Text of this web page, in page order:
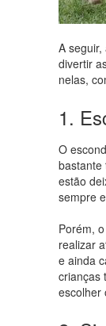
A
divertir
nelas,
1.
O
bastante
estão
sempre
Porém,
realizar
e ainda
crianças
escolher